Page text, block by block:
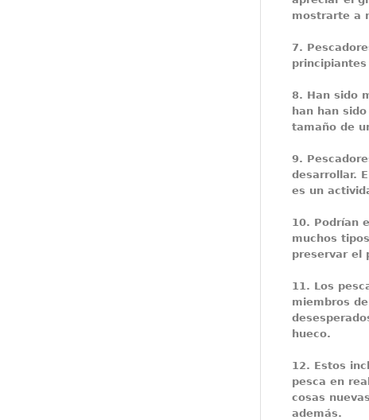
mostrarte a
7.
8. Han sido
han han
tamaño de
9.
desarrollar.
es un
10. Podrían
muchos
preservar el
11. Los
miembros
hueco.
12. Estos
pesca en
cosas
además.